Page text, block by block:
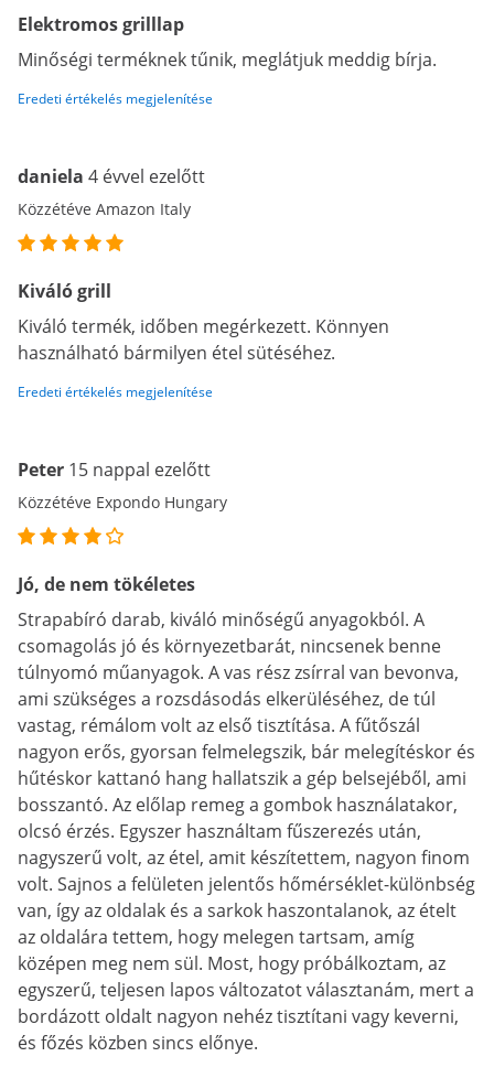
Elektromos grilllap
Minőségi terméknek tűnik, meglátjuk meddig bírja.
Eredeti értékelés megjelenítése
daniela 4 évvel ezelőtt
Közzétéve Amazon Italy
Kiváló grill
Kiváló termék, időben megérkezett. Könnyen
használható bármilyen étel sütéséhez.
Eredeti értékelés megjelenítése
Peter 15 nappal ezelőtt
Közzétéve Expondo Hungary
Jó, de nem tökéletes
Strapabíró darab, kiváló minőségű anyagokból. A
csomagolás jó és környezetbarát, nincsenek benne
túlnyomó műanyagok. A vas rész zsírral van bevonva,
ami szükséges a rozsdásodás elkerüléséhez, de túl
vastag, rémálom volt az első tisztítása. A fűtőszál
nagyon erős, gyorsan felmelegszik, bár melegítéskor és
hűtéskor kattanó hang hallatszik a gép belsejéből, ami
bosszantó. Az előlap remeg a gombok használatakor,
olcsó érzés. Egyszer használtam fűszerezés után,
nagyszerű volt, az étel, amit készítettem, nagyon finom
volt. Sajnos a felületen jelentős hőmérséklet-különbség
van, így az oldalak és a sarkok haszontalanok, az ételt
az oldalára tettem, hogy melegen tartsam, amíg
középen meg nem sül. Most, hogy próbálkoztam, az
egyszerű, teljesen lapos változatot választanám, mert a
bordázott oldalt nagyon nehéz tisztítani vagy keverni,
és főzés közben sincs előnye.